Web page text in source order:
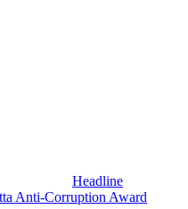
Headline
Anti-Corruption Award